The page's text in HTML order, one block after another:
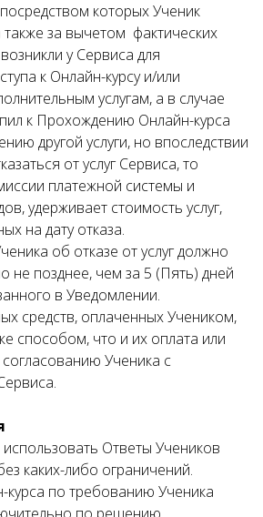
которых Ученик
также за вычетом фактических
у Сервиса для
к Онлайн-курсу и/или
услугам, а в случае
к Прохождению Онлайн-курса
другой услуги, но впоследствии
от услуг Сервиса, то
платежной системы и
удерживает стоимость услуг,
на дату отказа.
об отказе от услуг должно
не позднее, чем за 5 (Пять) дней
в Уведомлении.
средств, оплаченных Учеником,
способом, что и их оплата или
Ученика с
Ответы Учеников
каких-либо ограничений.
по требованию Ученика